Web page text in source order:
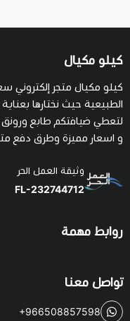
كيلو مكيال
كيلو مكيال متجر إلكتروني
الطبيعية حيث نختارها
لتعطي ضيافتكم طابع
و اسعار مميزة وطرق دفع
وثيقة العمل الحر
FL-232744712
روابط مهمة
تواصل معنا
+966508857598